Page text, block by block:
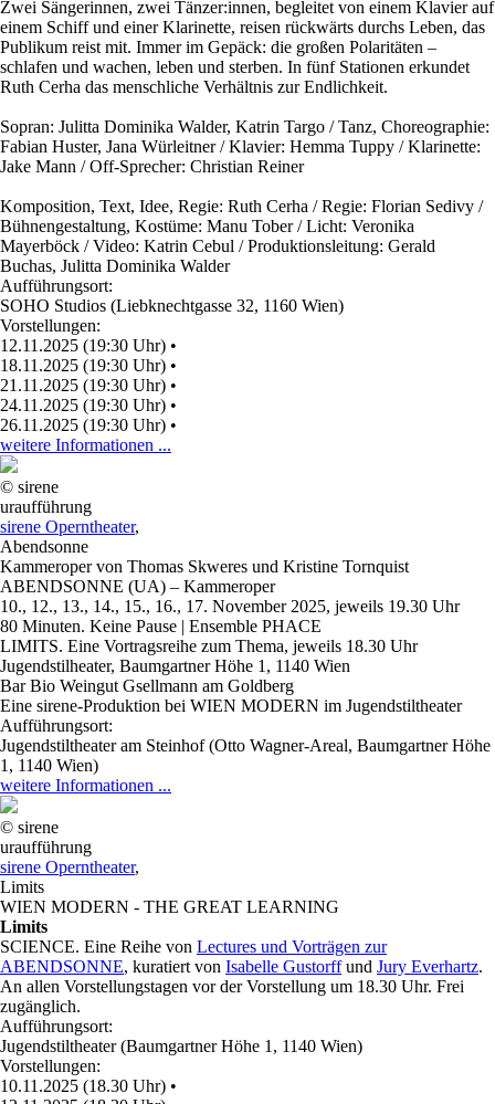
Zwei Sängerinnen, zwei Tänzer:innen, begleitet von einem Klavier auf
einem Schiff und einer Klarinette, reisen rückwärts durchs Leben, das
Publikum reist mit. Immer im Gepäck: die großen Polaritäten –
schlafen und wachen, leben und sterben. In fünf Stationen erkundet
Ruth Cerha das menschliche Verhältnis zur Endlichkeit.
Sopran: Julitta Dominika Walder, Katrin Targo / Tanz, Choreographie:
Fabian Huster, Jana Würleitner / Klavier: Hemma Tuppy / Klarinette:
Jake Mann / Off-Sprecher: Christian Reiner
Komposition, Text, Idee, Regie: Ruth Cerha / Regie: Florian Sedivy /
Bühnengestaltung, Kostüme: Manu Tober / Licht: Veronika
Mayerböck / Video: Katrin Cebul / Produktionsleitung: Gerald
Buchas, Julitta Dominika Walder
Aufführungsort:
SOHO Studios (Liebknechtgasse 32, 1160 Wien)
Vorstellungen:
12.11.2025 (19:30 Uhr) •
18.11.2025 (19:30 Uhr) •
21.11.2025 (19:30 Uhr) •
24.11.2025 (19:30 Uhr) •
26.11.2025 (19:30 Uhr) •
weitere Informationen ...
© sirene
uraufführung
sirene Operntheater,
Abendsonne
Kammeroper von Thomas Skweres und Kristine Tornquist
ABENDSONNE (UA) – Kammeroper
10., 12., 13., 14., 15., 16., 17. November 2025, jeweils 19.30 Uhr
80 Minuten. Keine Pause | Ensemble PHACE
LIMITS. Eine Vortragsreihe zum Thema, jeweils 18.30 Uhr
Jugendstilheater, Baumgartner Höhe 1, 1140 Wien
Bar Bio Weingut Gsellmann am Goldberg
Eine sirene-Produktion bei WIEN MODERN im Jugendstiltheater
Aufführungsort:
Jugendstiltheater am Steinhof (Otto Wagner-Areal, Baumgartner Höhe
1, 1140 Wien)
weitere Informationen ...
© sirene
uraufführung
sirene Operntheater,
Limits
WIEN MODERN - THE GREAT LEARNING
Limits
SCIENCE. Eine Reihe von Lectures und Vorträgen zur
ABENDSONNE, kuratiert von Isabelle Gustorffund Jury Everhartz.
An allen Vorstellungstagen vor der Vorstellung um 18.30 Uhr. Frei
zugänglich.
Aufführungsort:
Jugendstiltheater (Baumgartner Höhe 1, 1140 Wien)
Vorstellungen:
10.11.2025 (18.30 Uhr) •